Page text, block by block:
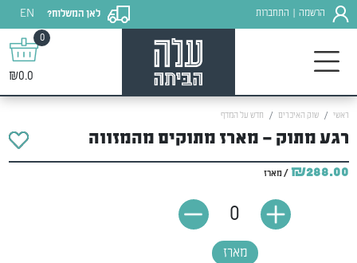
הרשמה התחברות לאן המשלוח?
EN
0
₪0.0
ראשי שוק האיכרים חדש על המדף
רגע מתוק – מארז מתוקים מהמזווה
₪288.00 / מארז
מארז
0